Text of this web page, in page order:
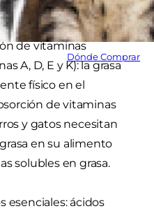
Dónde Comprar
de vitaminas
A, D, E y K): la grasa
físico en el
de vitaminas
y gatos necesitan
en su alimento
solubles en grasa.
ácidos